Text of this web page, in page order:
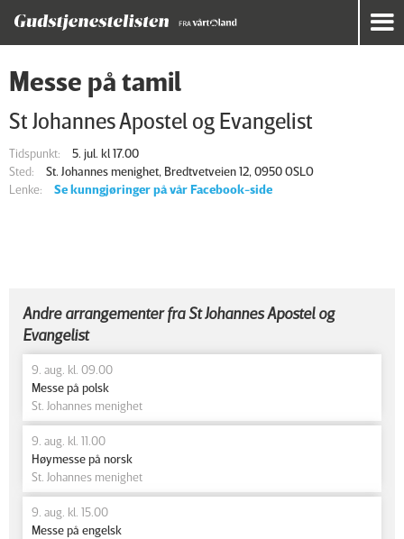
Messe på tamil
St Johannes Apostel og Evangelist
Tidspunkt:
5. jul. kl 17.00
Sted:
St. Johannes menighet, Bredtvetveien 12, 0950 OSLO
Lenke:
Se kunngjøringer på vår Facebook-side
Andre arrangementer fra St Johannes Apostel og
Evangelist
9. aug. kl. 09.00
Messe på polsk
St. Johannes menighet
9. aug. kl. 11.00
Høymesse på norsk
St. Johannes menighet
9. aug. kl. 15.00
Messe på engelsk